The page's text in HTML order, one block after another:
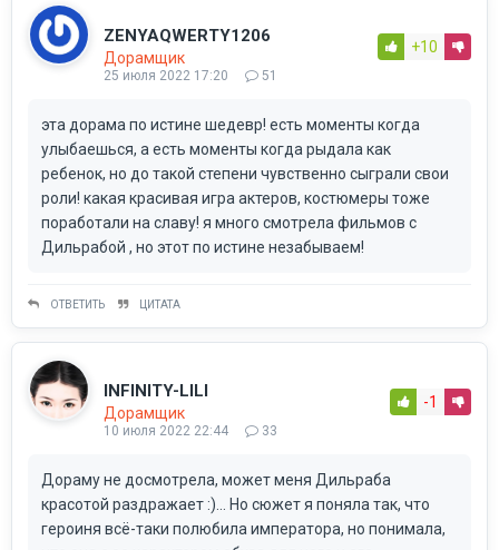
ZENYAQWERTY1206
Дорамщик
25 июля 2022 17:20 51
+10
эта дорама по истине шедевр! есть моменты когда
улыбаешься, а есть моменты когда рыдала как
ребенок, но до такой степени чувственно сыграли свои
роли! какая красивая игра актеров, костюмеры тоже
поработали на славу! я много смотрела фильмов с
Дильрабой , но этот по истине незабываем!
ОТВЕТИТЬ ЦИТАТА
INFINITY-LILI
Дорамщик
10 июля 2022 22:44 33
-1
Дораму не досмотрела, может меня Дильраба
красотой раздражает :)... Но сюжет я поняла так, что
героиня всё-таки полюбила императора, но понимала,